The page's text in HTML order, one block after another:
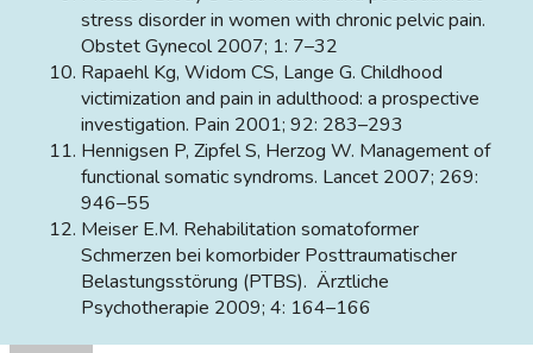
stress disorder in women with chronic pelvic pain.
Obstet Gynecol 2007; 1: 7–32
Rapaehl Kg, Widom CS, Lange G. Childhood
victimization and pain in adulthood: a prospective
investigation. Pain 2001; 92: 283–293
Hennigsen P, Zipfel S, Herzog W. Management of
functional somatic syndroms. Lancet 2007; 269:
946–55
Meiser E.M. Rehabilitation somatoformer
Schmerzen bei komorbider Posttraumatischer
Belastungsstörung (PTBS). Ärztliche
Psychotherapie 2009; 4: 164–166